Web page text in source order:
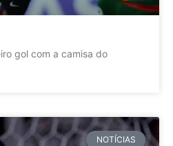
gol com a camisa do
NOTÍCIAS